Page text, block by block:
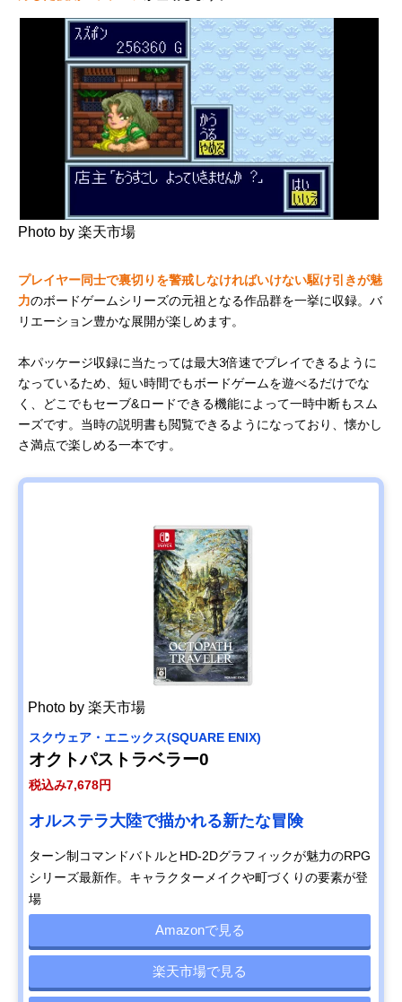
Photo by 楽天市場
プレイヤー同士で裏切りを警戒しなければいけない駆け引きが魅
力のボードゲームシリーズの元祖となる作品群を一挙に収録。バ
リエーション豊かな展開が楽しめます。
本パッケージ収録に当たっては最大3倍速でプレイできるように
なっているため、短い時間でもボードゲームを遊べるだけでな
く、どこでもセーブ&ロードできる機能によって一時中断もスム
ーズです。当時の説明書も閲覧できるようになっており、懐かし
さ満点で楽しめる一本です。
Photo by 楽天市場
スクウェア・エニックス(SQUARE ENIX)
オクトパストラベラー0
税込み7,678円
オルステラ大陸で描かれる新たな冒険
ターン制コマンドバトルとHD-2Dグラフィックが魅力のRPG
シリーズ最新作。キャラクターメイクや町づくりの要素が登
場
Amazonで見る
楽天市場で見る